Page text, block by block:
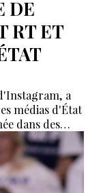
DE
RT ET
a
médias d'État
dans des